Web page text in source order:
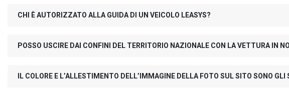
CHI È AUTORIZZATO ALLA GUIDA DI UN VEICOLO LEASYS?
POSSO USCIRE DAI CONFINI DEL TERRITORIO NAZIONALE CON LA VETTURA IN
IL COLORE E L’ALLESTIMENTO DELL’IMMAGINE DELLA FOTO SUL SITO SONO